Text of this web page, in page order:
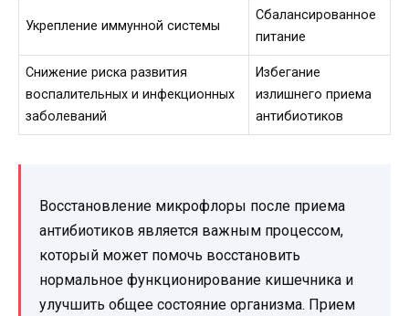
Укрепление иммунной системы
Сбалансированное
питание
Снижение риска развития
воспалительных и инфекционных
заболеваний
Избегание
излишнего приема
антибиотиков
Восстановление микрофлоры после приема
антибиотиков является важным процессом,
который может помочь восстановить
нормальное функционирование кишечника и
улучшить общее состояние организма. Прием